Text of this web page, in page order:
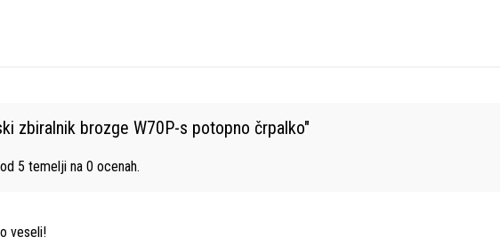
zbiralnik brozge W70P-s potopno črpalko"
od 5 temelji na 0 ocenah.
veseli!